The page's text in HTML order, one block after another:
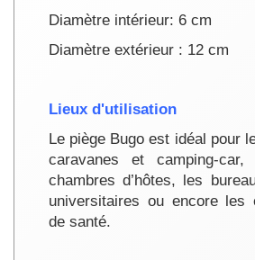
Diamètre intérieur: 6 cm
Diamètre extérieur : 12 cm
Lieux d'utilisation
Le piège Bugo est idéal pour
caravanes et camping-
chambres d’hôtes, les
universitaires ou encore les
de santé.